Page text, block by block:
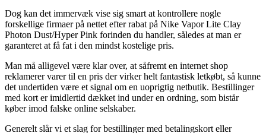
Dog kan det immervæk vise sig smart at kontrollere nogle
forskellige firmaer på nettet efter rabat på Nike Vapor Lite Clay
Photon Dust/Hyper Pink forinden du handler, således at man er
garanteret at få fat i den mindst kostelige pris.
Man må alligevel være klar over, at såfremt en internet shop
reklamerer varer til en pris der virker helt fantastisk letkøbt, så kunne
det undertiden være et signal om en uoprigtig netbutik. Bestillinger
med kort er imidlertid dækket ind under en ordning, som bistår
køber imod falske online selskaber.
Generelt slår vi et slag for bestillinger med betalingskort eller